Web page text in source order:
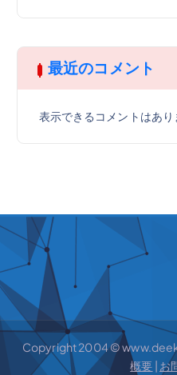
最近のコメント
表示できるコメントはあり
Copyright 2004 ©
概要 | お